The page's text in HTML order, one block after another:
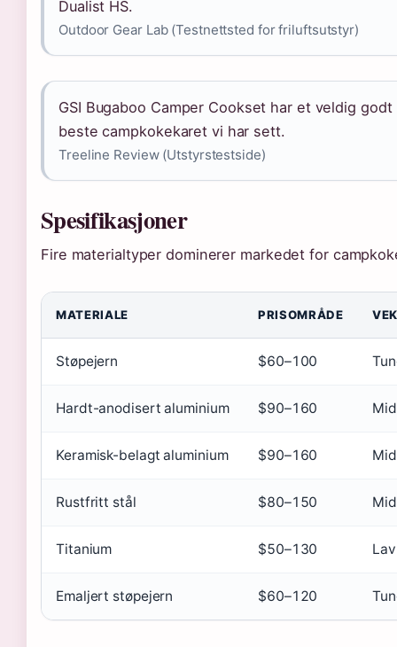
Dualist HS.
Outdoor Gear Lab (Testnettsted for friluftsutstyr)
GSI Bugaboo Camper Cookset har et veldig
beste campkokekaret vi har sett.
Treeline Review (Utstyrstestside)
Spesifikasjoner
Fire materialtyper dominerer markedet for
MATERIALE PRISOMRÅDE
Støpejern $60–100
Hardt-anodisert aluminium $90–160
Keramisk-belagt aluminium $90–160
Rustfritt stål $80–150
Titanium $50–130 Lav
Emaljert støpejern $60–120